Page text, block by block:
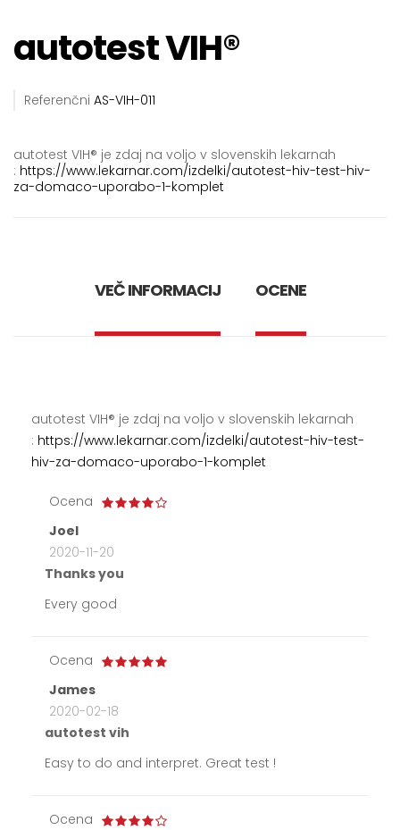
autotest VIH®
Referenčni AS-VIH-011
autotest VIH® je zdaj na voljo v slovenskih lekarnah
: https://www.lekarnar.com/izdelki/autotest-hiv-test-hiv-
za-domaco-uporabo-1-komplet
VEČ INFORMACIJ OCENE
autotest VIH® je zdaj na voljo v slovenskih lekarnah
: https://www.lekarnar.com/izdelki/autotest-hiv-test-
hiv-za-domaco-uporabo-1-komplet
Ocena
Joel
2020-11-20
Thanks you
Every good
Ocena
James
2020-02-18
autotest vih
Easy to do and interpret. Great test !
Ocena